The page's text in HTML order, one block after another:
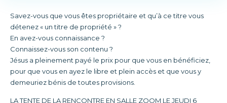
Savez-vous que vous êtes propriétaire et qu’à ce titre vous
détenez « un titre de propriété » ?
En avez-vous connaissance ?
Connaissez-vous son contenu ?
Jésus a pleinement payé le prix pour que vous en bénéficiez,
pour que vous en ayez le libre et plein accès et que vous y
demeuriez bénis de toutes provisions.
LA TENTE DE LA RENCONTRE EN SALLE ZOOM LE JEUDI 6